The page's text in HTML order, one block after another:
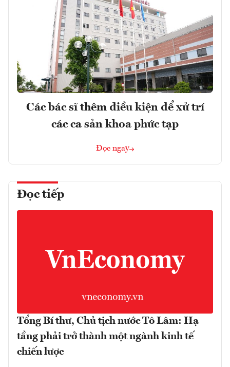
Các bác sĩ thêm điều kiện để xử trí
các ca sản khoa phức tạp
Đọc ngay
Đọc tiếp
Tổng Bí thư, Chủ tịch nước Tô Lâm: Hạ
tầng phải trở thành một ngành kinh tế
chiến lược